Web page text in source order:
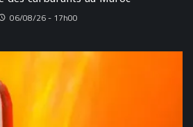
06/08/26 - 17h00